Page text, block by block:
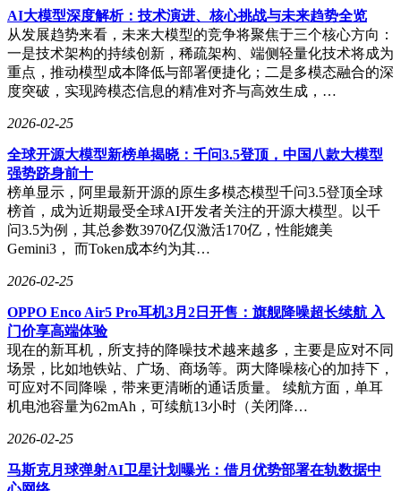
AI大模型深度解析：技术演进、核心挑战与未来趋势全览
从发展趋势来看，未来大模型的竞争将聚焦于三个核心方向：
一是技术架构的持续创新，稀疏架构、端侧轻量化技术将成为
重点，推动模型成本降低与部署便捷化；二是多模态融合的深
度突破，实现跨模态信息的精准对齐与高效生成，…
2026-02-25
全球开源大模型新榜单揭晓：千问3.5登顶，中国八款大模型
强势跻身前十
榜单显示，阿里最新开源的原生多模态模型千问3.5登顶全球
榜首，成为近期最受全球AI开发者关注的开源大模型。以千
问3.5为例，其总参数3970亿仅激活170亿，性能媲美
Gemini3， 而Token成本约为其…
2026-02-25
OPPO Enco Air5 Pro耳机3月2日开售：旗舰降噪超长续航 入
门价享高端体验
现在的新耳机，所支持的降噪技术越来越多，主要是应对不同
场景，比如地铁站、广场、商场等。两大降噪核心的加持下，
可应对不同降噪，带来更清晰的通话质量。 续航方面，单耳
机电池容量为62mAh，可续航13小时（关闭降…
2026-02-25
马斯克月球弹射AI卫星计划曝光：借月优势部署在轨数据中